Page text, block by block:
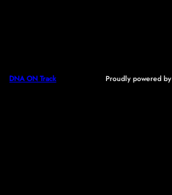
DNA ON Track Proudly powered by